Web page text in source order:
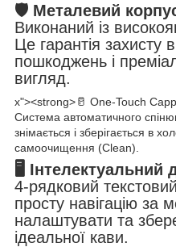
🛡️ Металевий
Виконаний із
Це гарантія захисту
пошкоджень і
вигляд.
x"><strong>🥛 One-Touch
Система автоматичного
знімається і зберігається в
самоочищення (Clean).
🖥️ Інтелектуальний
4-рядковий
просту навігацію за
налаштувати та
ідеальної кави.